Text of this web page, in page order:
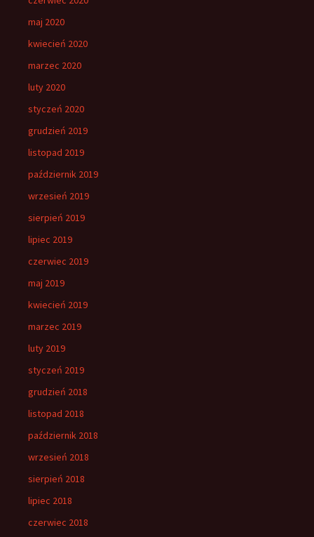
maj 2020
kwiecień 2020
marzec 2020
luty 2020
styczeń 2020
grudzień 2019
listopad 2019
październik 2019
wrzesień 2019
sierpień 2019
lipiec 2019
czerwiec 2019
maj 2019
kwiecień 2019
marzec 2019
luty 2019
styczeń 2019
grudzień 2018
listopad 2018
październik 2018
wrzesień 2018
sierpień 2018
lipiec 2018
czerwiec 2018